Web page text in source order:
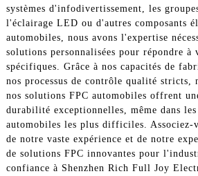
systèmes d'infodivertissement, les
l'éclairage LED ou d'autres composants
automobiles, nous avons l'expertise
solutions personnalisées pour répondre à
spécifiques. Grâce à nos capacités de
nos processus de contrôle qualité stricts,
nos solutions FPC automobiles offrent
durabilité exceptionnelles, même dans
automobiles les plus difficiles. Associez-
de notre vaste expérience et de notre
de solutions FPC innovantes pour
confiance à Shenzhen Rich Full Joy